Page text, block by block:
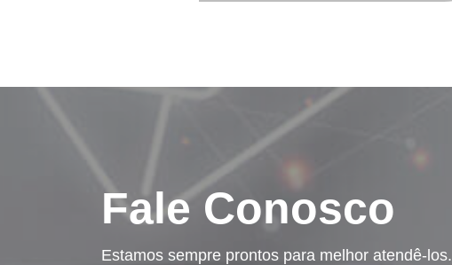
Fale Conosco
Estamos sempre prontos para melhor atendê-los.